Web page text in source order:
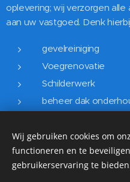
oplevering; wij verzorgen
aan uw vastgoed. Denk
gevelreiniging
Voegrenovatie
Schilderwerk
beheer dak
10 jaar garantie op
Impregneer.
Wij gebruiken cookies om
functioneren en te
gebruikerservaring te